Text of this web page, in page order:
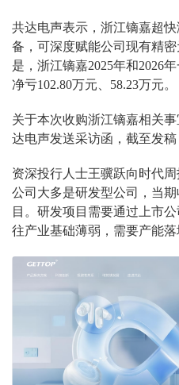
共达电声表示，浙江镝嘉超
备，可深度赋能公司现有精
是，浙江镝嘉2025年和2026
净亏102.80万元、58.23万元。
关于本次收购浙江镝嘉相关
达电声发送采访函，截至发稿
资深投行人士王骥跃向时代
公司大多是研发型公司，当
目。研发项目需要通过上市
往产业基础薄弱，需要产能落